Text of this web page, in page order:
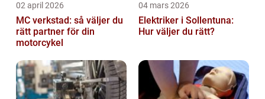
02 april 2026
MC verkstad: så väljer du
rätt partner för din
motorcykel
04 mars 2026
Elektriker i Sollentuna:
Hur väljer du rätt?